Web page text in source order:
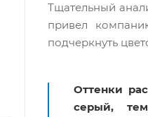
Тщательный
привел
подчеркнуть
Оттенки
серый,